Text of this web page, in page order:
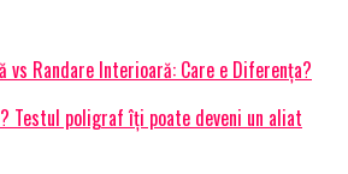
vs Randare Interioară: Care e Diferența?
Testul poligraf îţi poate deveni un aliat